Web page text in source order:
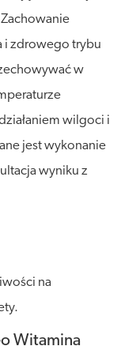
i zdrowego trybu
w
wilgoci i
jest wykonanie
wyniku z
na
Witamina